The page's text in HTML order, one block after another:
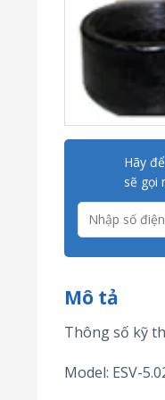
Hãy
sẽ gọi
Mô tả
Thông số kỹ
Model: ESV-